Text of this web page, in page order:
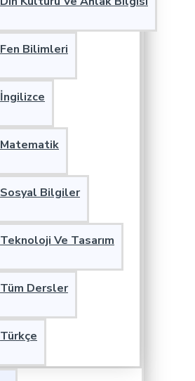
Fen Bilimleri
İngilizce
Matematik
Sosyal Bilgiler
Teknoloji Ve Tasarım
Tüm Dersler
Türkçe